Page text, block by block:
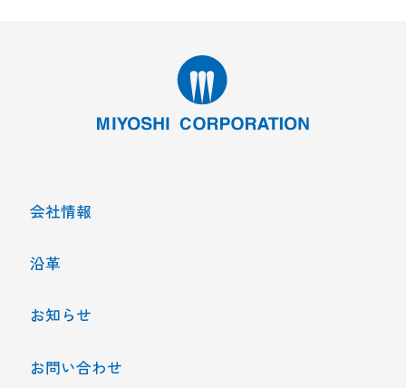
会社情報
沿革
お知らせ
お問い合わせ